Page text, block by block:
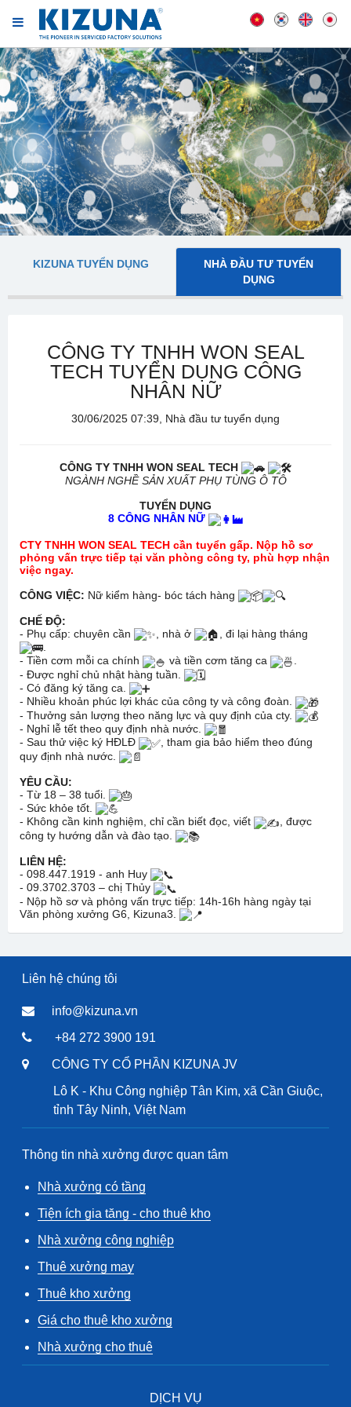
KIZUNA TUYỂN DỤNG
NHÀ ĐẦU TƯ TUYỂN
DỤNG
CÔNG TY TNHH WON SEAL
TECH TUYỂN DỤNG CÔNG
NHÂN NỮ
30/06/2025 07:39, Nhà đầu tư tuyển dụng
CÔNG TY TNHH WON SEAL TECH
NGÀNH NGHỀ SẢN XUẤT PHỤ TÙNG Ô TÔ
TUYỂN DỤNG
8 CÔNG NHÂN NỮ
CTY TNHH WON SEAL TECH cần tuyển gấp. Nộp hồ sơ
phỏng vấn trực tiếp tại văn phòng công ty, phù hợp nhận
việc ngay.
CÔNG VIỆC: Nữ kiểm hàng- bóc tách hàng
CHẾ ĐỘ:
- Phụ cấp: chuyên cần
, nhà ở
, đi lại hàng tháng
- Tiền cơm mỗi ca chính
và tiền cơm tăng ca
.
- Được nghỉ chủ nhật hàng tuần.
- Có đăng ký tăng ca.
- Nhiều khoản phúc lợi khác của công ty và công đoàn.
- Thưởng sản lượng theo năng lực và quy định của cty.
- Nghỉ lễ tết theo quy định nhà nước.
- Sau thử việc ký HĐLĐ
, tham gia bảo hiểm theo đúng
quy định nhà nước.
YÊU CẦU:
- Từ 18 – 38 tuổi.
- Sức khỏe tốt.
- Không cần kinh nghiệm, chỉ cần biết đọc, viết
, được
công ty hướng dẫn và đào tạo.
LIÊN HỆ:
- 098.447.1919 - anh Huy
- 09.3702.3703 – chị Thủy
- Nộp hồ sơ và phỏng vấn trực tiếp: 14h-16h hàng ngày tại
Văn phòng xưởng G6, Kizuna3.
Liên hệ chúng tôi
info@kizuna.vn
+84 272 3900 191
CÔNG TY CỔ PHẦN KIZUNA JV
Lô K - Khu Công nghiệp Tân Kim, xã Cần Giuộc,
tỉnh Tây Ninh, Việt Nam
Thông tin nhà xưởng được quan tâm
Nhà xưởng có tầng
Tiện ích gia tăng - cho thuê kho
Nhà xưởng công nghiệp
Thuê xưởng may
Thuê kho xưởng
Giá cho thuê kho xưởng
Nhà xưởng cho thuê
DỊCH VỤ